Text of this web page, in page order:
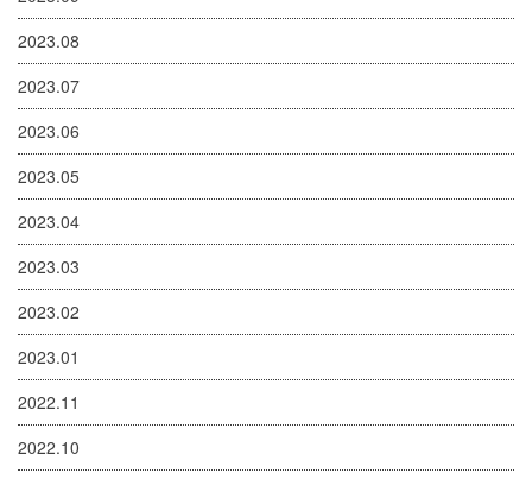
2023.08
2023.07
2023.06
2023.05
2023.04
2023.03
2023.02
2023.01
2022.11
2022.10